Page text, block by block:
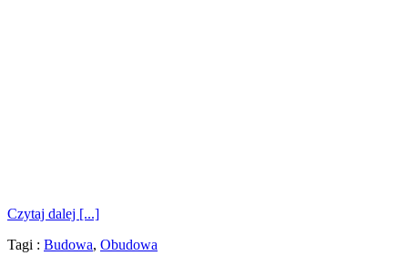
Czytaj dalej [...]
Tagi : Budowa, Obudowa